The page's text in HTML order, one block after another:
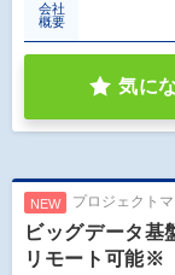
会社
概要
気に
NEW プロジェクト
ビッグデータ
リモート可能※